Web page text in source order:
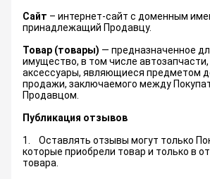
Сайт – интернет-сайт с доменным
принадлежащий Продавцу.
Товар (товары) — предназначенное
имущество, в том числе
аксессуары, являющиеся предметом
продажи, заключаемого между
Продавцом.
Публикация отзывов
1. Оставлять отзывы могут только
которые приобрели товар и только в
товара.